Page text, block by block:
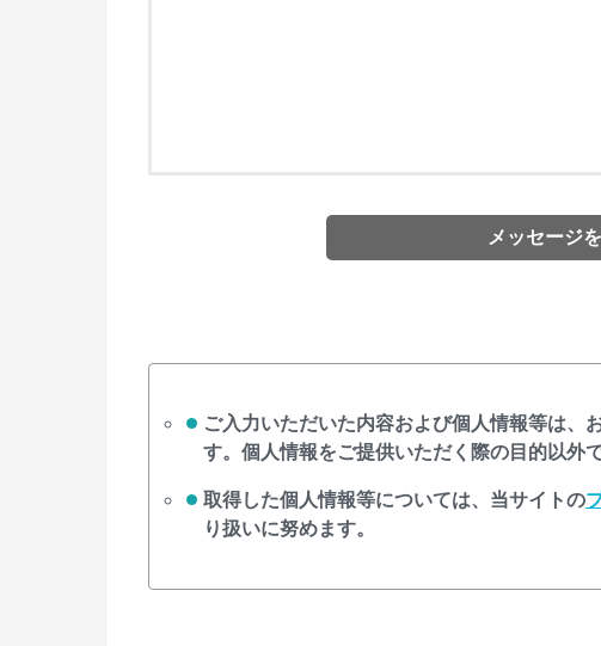
ご入力いただいた内容および個人情報等は、
す。個人情報をご提供いただく際の目的以外
取得した個人情報等については、当サイトの
り扱いに努めます。